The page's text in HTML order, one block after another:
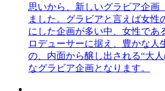
思いから、新しいグラビア企画
ました。グラビアと言えば女性
にした企画が多い中、女性であ
ロデューサーに据え、豊かな人
の、内面から醸し出される“大
なグラビア企画となります。